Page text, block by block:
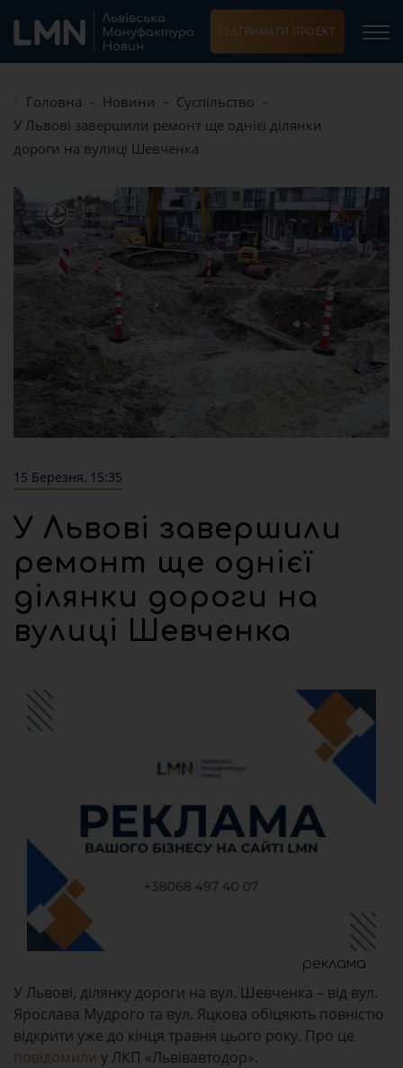
ПІДТРИМАТИ ПРОЕКТ
Головна Новини
Суспільство
У Львові завершили ремонт ще однієї ділянки
дороги на вулиці Шевченка
15 Березня, 15:35
У Львові завершили
ремонт ще однієї
ділянки дороги на
вулиці Шевченка
реклама
У Львові, ділянку дороги на вул. Шевченка – від вул.
Ярослава Мудрого та вул. Яцкова обіцяють повністю
відкрити уже до кінця травня цього року. Про це
повідомили у ЛКП «Львівавтодор».